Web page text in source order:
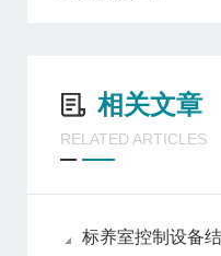
相关文章
RELATED ARTICLES
标养室控制设备